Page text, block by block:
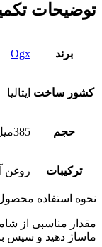
توضیحات
برند Ogx
کشور ساخت ایتالیا
حجم 385میل
ترکیبات روغن
نحوه استفاده
مقدار مناسبی از
ماساژ دهید و سپس